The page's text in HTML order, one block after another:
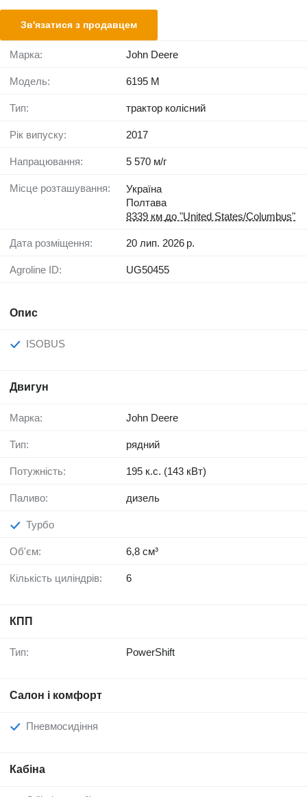
Зв'язатися з продавцем
Марка: John Deere
Модель: 6195 M
Тип: трактор колісний
Рік випуску: 2017
Напрацювання: 5 570 м/г
Місце розташування:
Україна
Полтава
8339 км до "United States/Columbus"
Дата розміщення: 20 лип. 2026 р.
Agroline ID: UG50455
Опис
ISOBUS
Двигун
Марка: John Deere
Тип: рядний
Потужність: 195 к.с. (143 кВт)
Паливо: дизель
Турбо
Об'єм: 6,8 см³
Кількість циліндрів: 6
КПП
Тип: PowerShift
Салон і комфорт
Пневмосидіння
Кабіна